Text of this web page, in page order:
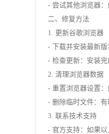
- 尝试其他浏览器：
二、修复方法
1. 更新谷歌浏览器
- 下载并安装最新版
- 检查更新：安装完
2. 清理浏览器数据
- 重置浏览器设置：
- 删除临时文件：有
3. 联系技术支持
- 官方支持：如果以